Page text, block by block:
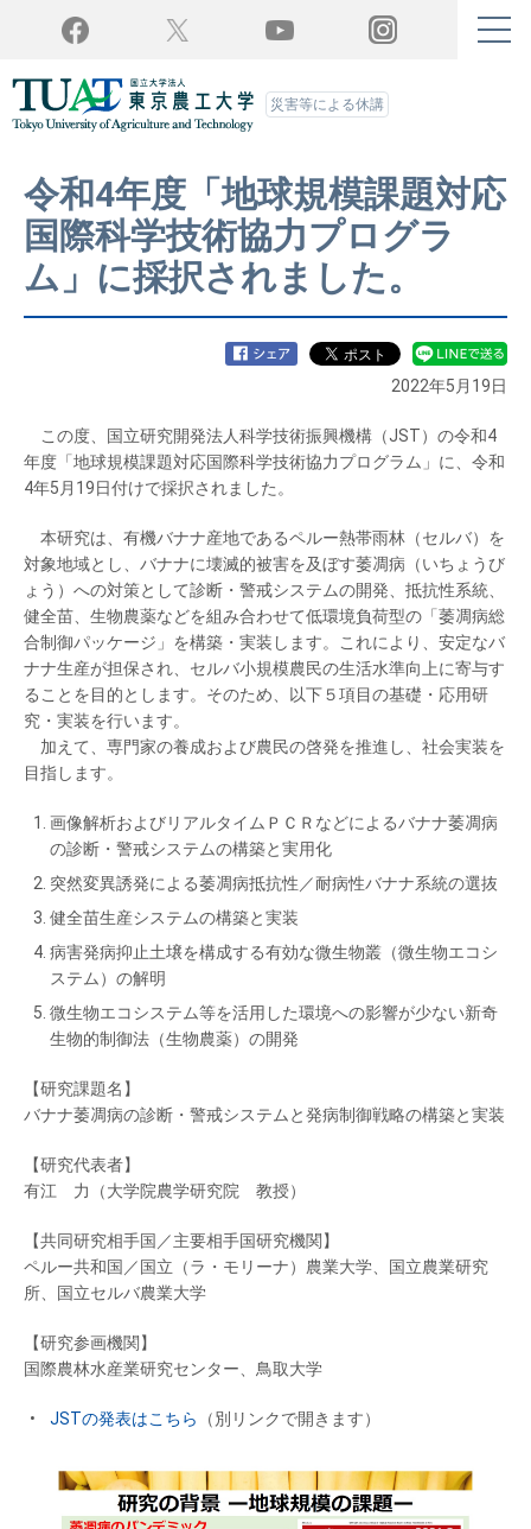
Facebook Twitter YouTube Instagram
災害等による休講
令和4年度「地球規模課題対応
国際科学技術協力プログラ
ム」に採択されました。
2022年5月19日
この度、国立研究開発法人科学技術振興機構（JST）の令和4
年度「地球規模課題対応国際科学技術協力プログラム」に、令和
4年5月19日付けで採択されました。
本研究は、有機バナナ産地であるペルー熱帯雨林（セルバ）を
対象地域とし、バナナに壊滅的被害を及ぼす萎凋病（いちょうび
ょう）への対策として診断・警戒システムの開発、抵抗性系統、
健全苗、生物農薬などを組み合わせて低環境負荷型の「萎凋病総
合制御パッケージ」を構築・実装します。これにより、安定なバ
ナナ生産が担保され、セルバ小規模農民の生活水準向上に寄与す
ることを目的とします。そのため、以下５項目の基礎・応用研
究・実装を行います。
加えて、専門家の養成および農民の啓発を推進し、社会実装を
目指します。
画像解析およびリアルタイムＰＣＲなどによるバナナ萎凋病
の診断・警戒システムの構築と実用化
突然変異誘発による萎凋病抵抗性／耐病性バナナ系統の選抜
健全苗生産システムの構築と実装
病害発病抑止土壌を構成する有効な微生物叢（微生物エコシ
ステム）の解明
微生物エコシステム等を活用した環境への影響が少ない新奇
生物的制御法（生物農薬）の開発
【研究課題名】
バナナ萎凋病の診断・警戒システムと発病制御戦略の構築と実装
【研究代表者】
有江 力（大学院農学研究院 教授）
【共同研究相手国／主要相手国研究機関】
ペルー共和国／国立（ラ・モリーナ）農業大学、国立農業研究
所、国立セルバ農業大学
【研究参画機関】
国際農林水産業研究センター、鳥取大学
JSTの発表はこちら （別リンクで開きます）